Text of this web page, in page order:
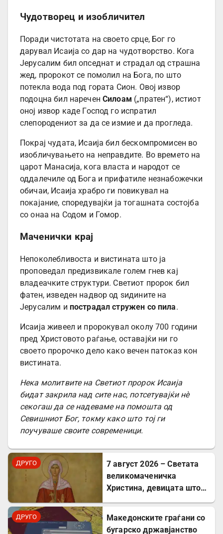
Чудотворец и изобличител
Поради чистотата на своето срце, Бог го
дарувал Исаија со дар на чудотворство. Кога
Јерусалим бил опседнат и страдал од страшна
жед, пророкот се помолил на Бога, по што
потекла вода под гората Сион. Овој извор
подоцна бил нареченСилоам („пратен“), истиот
оној извор каде Господ го испратил
слепородениот за да се измие и да прогледа.
Покрај чудата, Исаија бил бескомпромисен во
изобличувањето на неправдите. Во времето на
царот Манасија, кога власта и народот се
оддалечиле од Бога и прифатиле незнабожечки
обичаи, Исаија храбро ги повикувал на
покајание, споредувајќи ја тогашната состојба
со онаа на Содом и Гомор.
Маченички крај
Непоколебливоста и вистината што ја
проповедал предизвикале голем гнев кај
владеачките структури. Светиот пророк бил
фатен, изведен надвор од ѕидините на
Јерусалим и пострадал стружен со пила.
Исаија живеел и пророкувал околу 700 години
пред Христовото раѓање, оставајќи ни го
своето пророчко дело како вечен патоказ кон
вистината.
Нека молитвите на Светиот пророк Исаија
бидат закрила над сите нас, потсетувајќи нè
секогаш да се надеваме на помошта од
Севишниот Бог, токму како што тој ги
поучуваше своите современици.
ДРУГО
7 август 2026 – Светата
великомаченичка
Христина, девицата што
ДРУГО
Mакедонските граѓани со
бугарско државјанство